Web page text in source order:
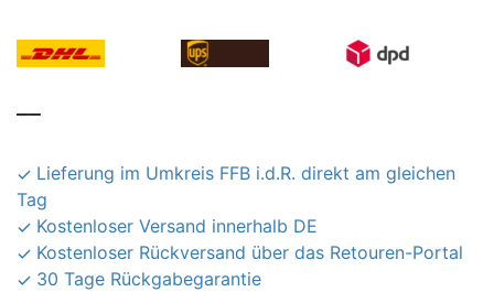
Lieferung im Umkreis FFB i.d.R. direkt am gleichen
Tag
Kostenloser Versand innerhalb DE
Kostenloser Rückversand über das Retouren-Portal
30 Tage Rückgabegarantie